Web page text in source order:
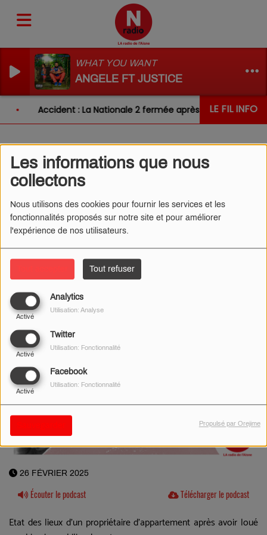
Les informations que nous
collectons
Nous utilisons des cookies pour fournir les services et les
fonctionnalités proposés sur notre site et pour améliorer
l'expérience de nos utilisateurs.
Tout refuser
Analytics
Activé
Utilisation: Analyse
Twitter
Activé
Utilisation: Fonctionnalité
Facebook
Activé
Utilisation: Fonctionnalité
Propulsé par Orejime
WHAT YOU WANT
ANGELE FT JUSTICE
LE FIL INFO
Accident : La Nationale 2 fermée après un choc entre
L'ŒIL DE CÉDRIC 26/02/2025
- DES LOCATAIRES TRÈS
SALES
26 FÉVRIER 2025
Écouter le podcast Télécharger le podcast
Etat des lieux d'un propriétaire d'appartement après avoir loué